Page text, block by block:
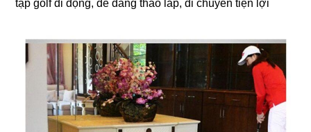
tập golf di động, dể dàng tháo lắp, di chuyển tiện lợi